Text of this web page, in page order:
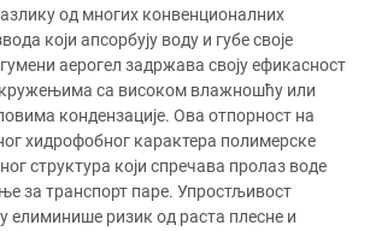
од многих конвенционалних
који апсорбују воду и губе своје
аерогел задржава своју ефикасност
са високом влажношћу или
кондензације. Ова отпорност на
хидрофобног карактера полимерске
структура који спречава пролаз воде
за транспорт паре. Упростљивост
елиминише ризик од раста плесне и